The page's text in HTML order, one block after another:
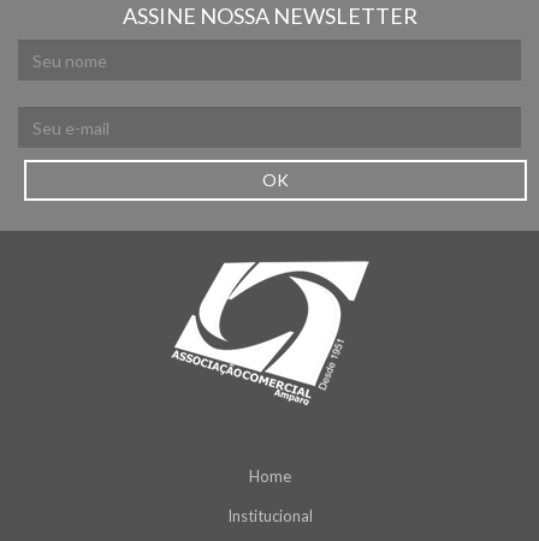
ASSINE NOSSA NEWSLETTER
OK
Home
Institucional